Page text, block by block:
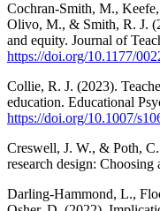
Cochran-Smith, M.,
Olivo, M., & Smith, R. J.
and equity. Journal of
https://doi.org/10.1177/
Collie, R. J. (2023).
education. Educational
https://doi.org/10.1007/
Creswell, J. W., & Poth,
research design:
Darling-Hammond, L.,